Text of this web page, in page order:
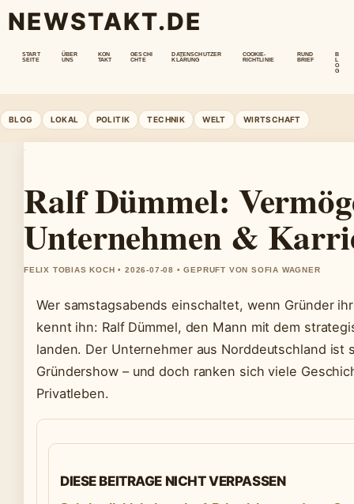
NEWSTAKT.DE
START
SEITE
ÜBER
UNS
KON
TAKT
GESCHI
CHTE
DATENSCHUTZER
KLÄRUNG
COOKIE-
RICHTLINIE
RUND
BRIEF
B
O
G
BLOG LOKAL POLITIK TECHNIK WELT WIRTSCHAFT
Ralf Dümmel:
Unternehmen &
FELIX TOBIAS KOCH • 2026-07-08 • GEPRUFT VON SOFIA WAGNER
Wer samstagsabends einschaltet, wenn Gründer
kennt ihn: Ralf Dümmel, den Mann mit dem
landen. Der Unternehmer aus Norddeutschland
Gründershow – und doch ranken sich viele
Privatleben.
DIESE BEITRAGE NICHT VERPASSEN